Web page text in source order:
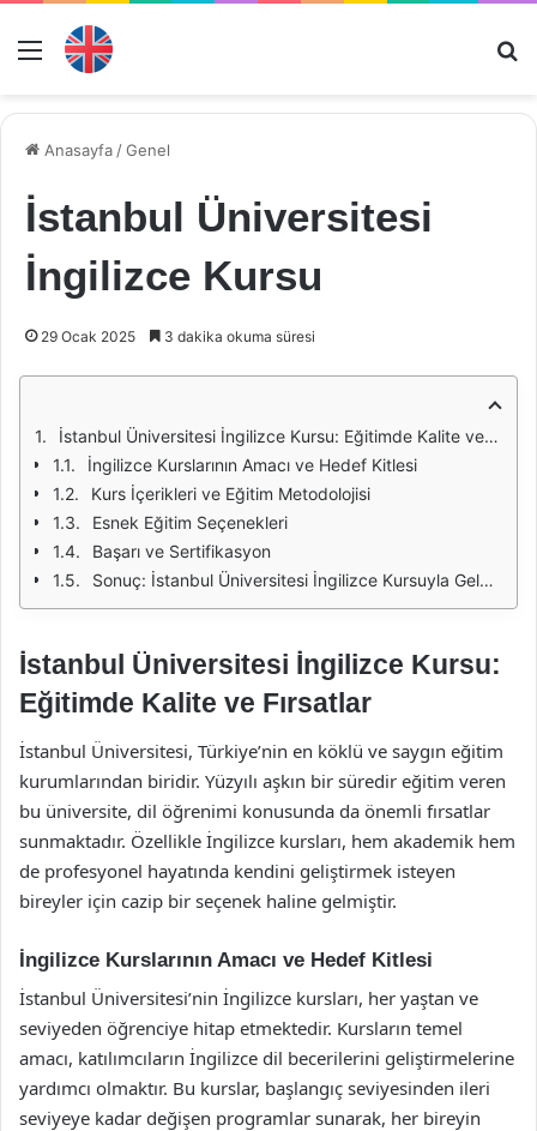
Menü
Anasayfa /Genel
İstanbul Üniversitesi
İngilizce Kursu
29 Ocak 2025 3 dakika okuma süresi
İstanbul Üniversitesi İngilizce Kursu: Eğitimde Kalite ve Fırsatlar
İngilizce Kurslarının Amacı ve Hedef Kitlesi
Kurs İçerikleri ve Eğitim Metodolojisi
Esnek Eğitim Seçenekleri
Başarı ve Sertifikasyon
Sonuç: İstanbul Üniversitesi İngilizce Kursuyla Geleceğinizi Şekillendirin
İstanbul Üniversitesi İngilizce Kursu:
Eğitimde Kalite ve Fırsatlar
İstanbul Üniversitesi, Türkiye’nin en köklü ve saygın eğitim
kurumlarından biridir. Yüzyılı aşkın bir süredir eğitim veren
bu üniversite, dil öğrenimi konusunda da önemli fırsatlar
sunmaktadır. Özellikle İngilizce kursları, hem akademik hem
de profesyonel hayatında kendini geliştirmek isteyen
bireyler için cazip bir seçenek haline gelmiştir.
İngilizce Kurslarının Amacı ve Hedef Kitlesi
İstanbul Üniversitesi’nin İngilizce kursları, her yaştan ve
seviyeden öğrenciye hitap etmektedir. Kursların temel
amacı, katılımcıların İngilizce dil becerilerini geliştirmelerine
yardımcı olmaktır. Bu kurslar, başlangıç seviyesinden ileri
seviyeye kadar değişen programlar sunarak, her bireyin